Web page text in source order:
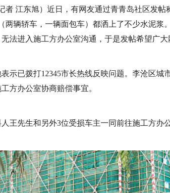
者 江东旭）近日，有网友通过青青岛社区发
两辆轿车，一辆面包车）都洒上了不少水泥浆
法进入施工方办公室沟通，于是发帖希望广大
示已拨打12345市长热线反映问题。李沧区城
方办公室协商赔偿事宜。
王先生和另外3位受损车主一同前往施工方办公